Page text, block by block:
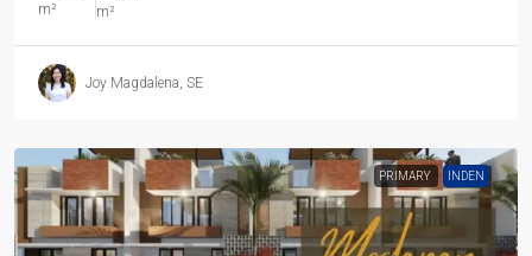
m² m²
Joy Magdalena, SE
PRIMARY INDEN